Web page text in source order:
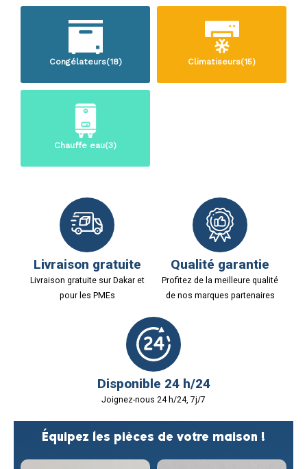
Congélateurs(18) Climatiseurs(15)
Chauffe eau(3)
Livraison gratuite
Livraison gratuite sur Dakar et
pour les PMEs
Qualité garantie
Profitez de la meilleure qualité
de nos marques partenaires
Disponible 24 h/24
Joignez-nous 24 h/24, 7j/7
Équipez les pièces de votre maison !